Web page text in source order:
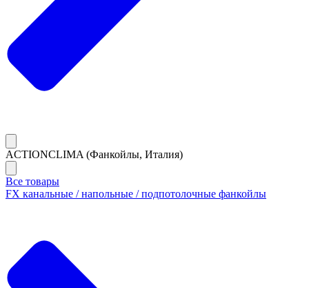
ACTIONCLIMA (Фанкойлы, Италия)
Все товары
FX канальные / напольные / подпотолочные фанкойлы